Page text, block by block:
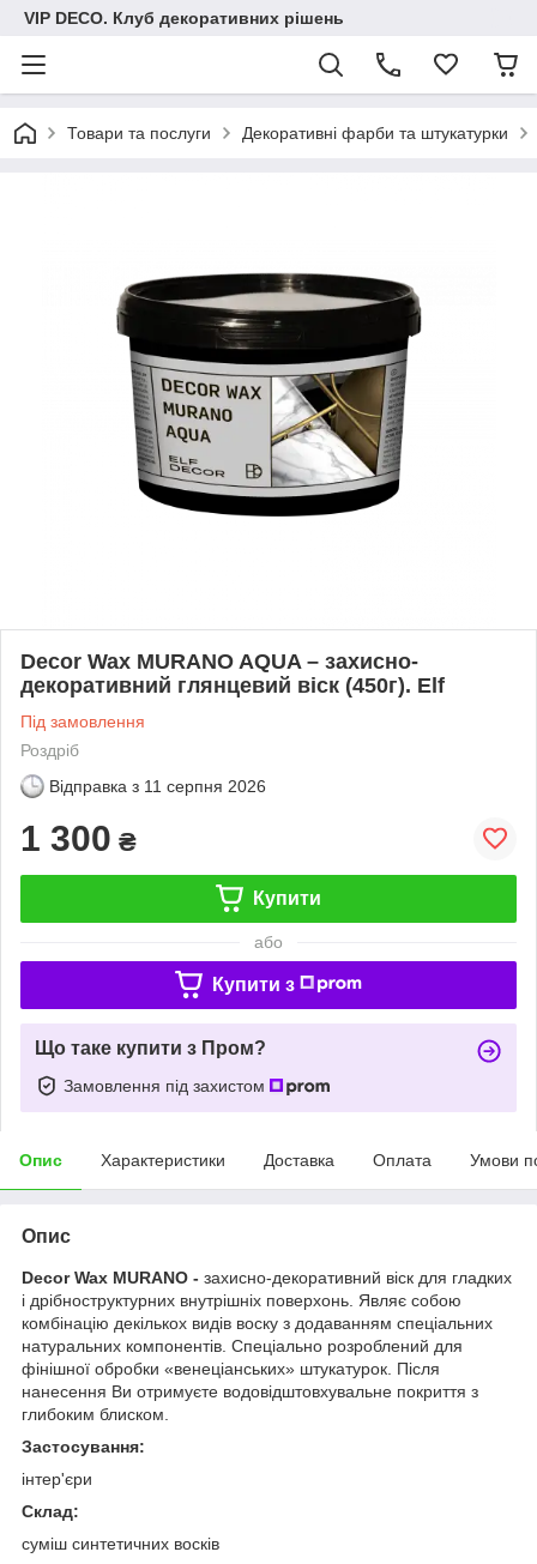
VIP DECO. Клуб декоративних рішень
Товари та послуги Декоративні фарби та штукатурки
Decor Wax MURANO AQUA – захисно-
декоративний глянцевий віск (450г). Elf
Під замовлення
Роздріб
Відправка з 11 серпня 2026
1 300 ₴
Купити
або
Купити з
Що таке купити з Пром?
Замовлення під захистом
Опис Характеристики Доставка Оплата Умови
Опис
Decor Wax MURANO - захисно-декоративний віск для гладких
і дрібноструктурних внутрішніх поверхонь. Являє собою
комбінацію декількох видів воску з додаванням спеціальних
натуральних компонентів. Спеціально розроблений для
фінішної обробки «венеціанських» штукатурок. Після
нанесення Ви отримуєте водовідштовхувальне покриття з
глибоким блиском.
Застосування:
інтер'єри
Склад:
суміш синтетичних восків